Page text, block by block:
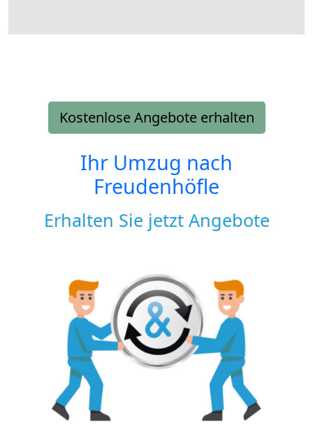
Kostenlose Angebote erhalten
Ihr Umzug nach
Freudenhöfle
Erhalten Sie jetzt Angebote